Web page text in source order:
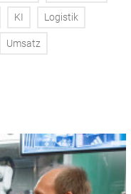
KI Logistik
Umsatz